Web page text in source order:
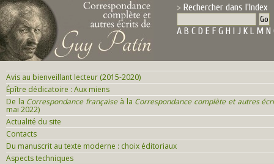
Rechercher dans l'Index
A B C D E F G H I J K L M N